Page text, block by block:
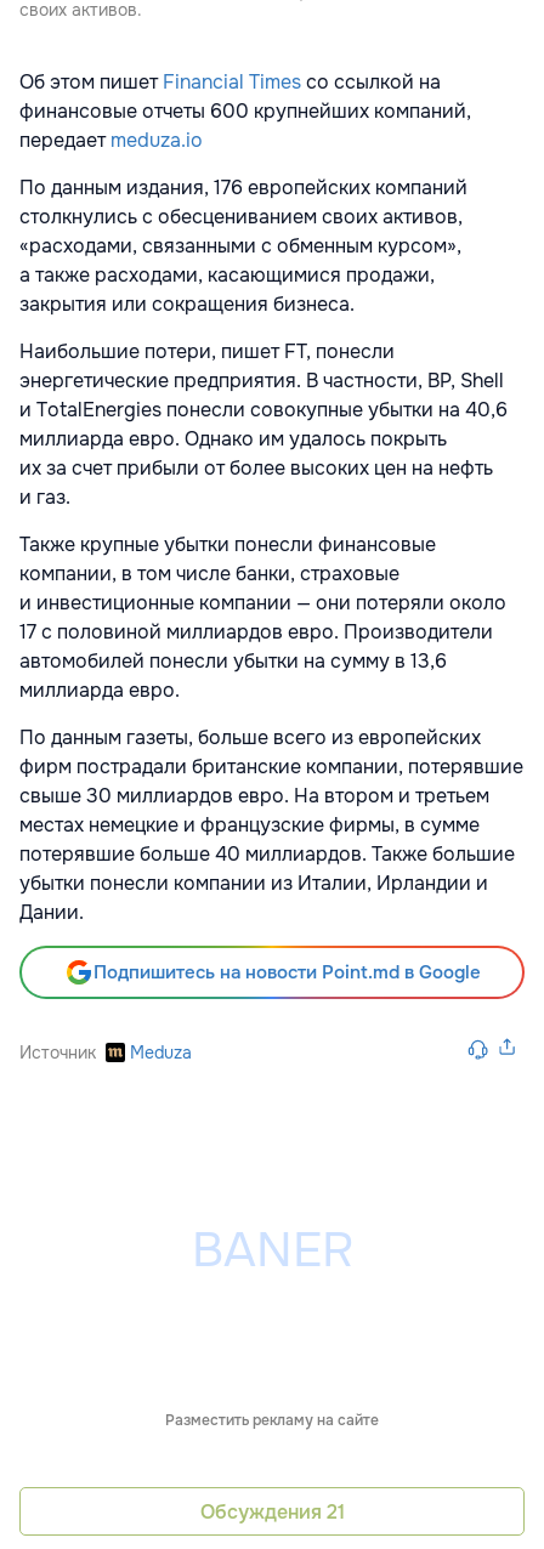
своих активов.
Об этом пишетFinancial Timesсо ссылкой на
финансовые отчеты 600 крупнейших компаний,
передаетmeduza.io
По данным издания, 176 европейских компаний
столкнулись с обесцениванием своих активов,
«расходами, связанными с обменным курсом»,
а также расходами, касающимися продажи,
закрытия или сокращения бизнеса.
Наибольшие потери, пишет FT, понесли
энергетические предприятия. В частности, BP, Shell
и TotalEnergies понесли совокупные убытки на 40,6
миллиарда евро. Однако им удалось покрыть
их за счет прибыли от более высоких цен на нефть
и газ.
Также крупные убытки понесли финансовые
компании, в том числе банки, страховые
и инвестиционные компании — они потеряли около
17 с половиной миллиардов евро. Производители
автомобилей понесли убытки на сумму в 13,6
миллиарда евро.
По данным газеты, больше всего из европейских
фирм пострадали британские компании, потерявшие
свыше 30 миллиардов евро. На втором и третьем
местах немецкие и французские фирмы, в сумме
потерявшие больше 40 миллиардов. Также большие
убытки понесли компании из Италии, Ирландии и
Дании.
Подпишитесь на новости Point.md в Google
Источник Meduza
Разместить рекламу на сайте
Обсуждения 21